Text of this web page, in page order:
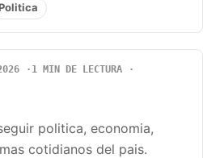
1 MIN DE LECTURA
politica, economia,
cotidianos del pais.